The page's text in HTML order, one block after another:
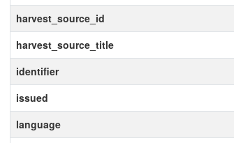
harvest_source_id
harvest_source_title
identifier
issued
language